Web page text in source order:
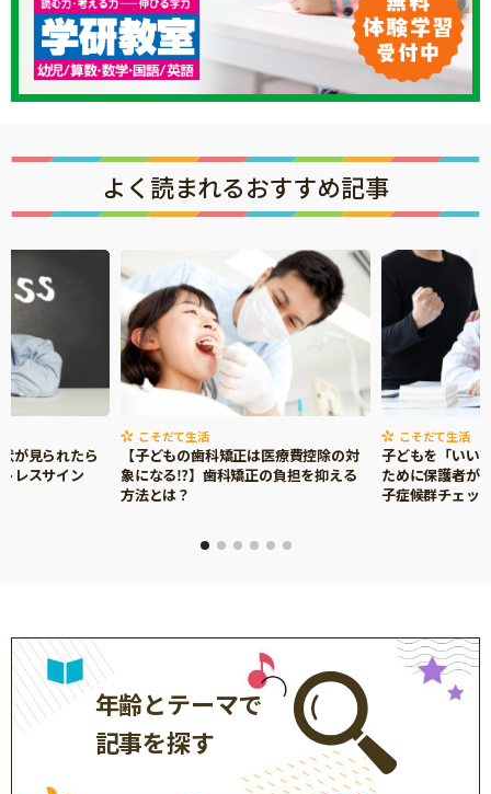
よく読まれるおすすめ記事
が見られたら
レスサイン
こそだて生活
【子どもの歯科矯正は医療費控除の対
象になる⁉】歯科矯正の負担を抑える
方法とは？
こそだて生活
子どもを「いい
ために保護者が
子症候群チェッ
年齢とテーマで
記事を探す